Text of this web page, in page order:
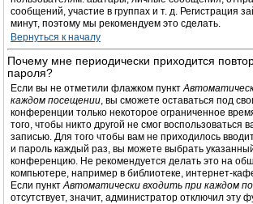
сообщений, участие в группах и т. д. Регистрация
минут, поэтому мы рекомендуем это сделать.
Вернуться к началу
Почему мне периодически приходится
пароля?
Если вы не отметили флажком пункт
каждом посещении, вы сможете оставаться под
конференции только некоторое ограниченное
того, чтобы никто другой не смог воспользоваться
записью. Для того чтобы вам не приходилось
и пароль каждый раз, вы можете выбрать
конференцию. Не рекомендуется делать это на
компьютере, например в библиотеке, интернет-
Если пунктАвтоматически входить при каждом
отсутствует, значит, администратор отключил эту